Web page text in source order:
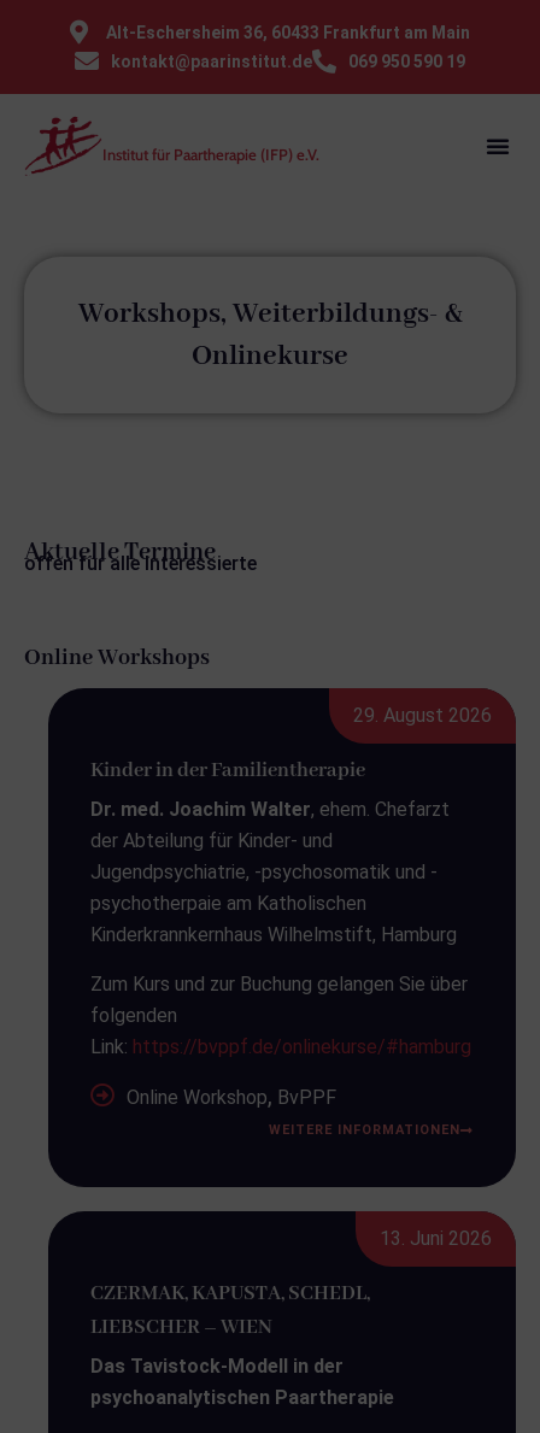
⁠Alt-Eschersheim 36, 60433 Frankfurt am Main
kontakt@paarinstitut.de
069 950 590 19
Institut für Paartherapie (IFP) e.V.
Workshops, Weiterbildungs- &
Onlinekurse
Aktuelle Termine
offen für alle Interessierte
Online Workshops
29. August 2026
Kinder in der Familientherapie
Dr. med. Joachim Walter, ehem. Chefarzt
der Abteilung für Kinder- und
Jugendpsychiatrie, -psychosomatik und -
psychotherpaie am Katholischen
Kinderkrannkernhaus Wilhelmstift, Hamburg
Zum Kurs und zur Buchung gelangen Sie über
folgenden
Link: https://bvppf.de/onlinekurse/#hamburg
Online Workshop, BvPPF
WEITERE INFORMATIONEN
13. Juni 2026
CZERMAK, KAPUSTA, SCHEDL,
LIEBSCHER – WIEN
Das Tavistock-Modell in der
psychoanalytischen Paartherapie